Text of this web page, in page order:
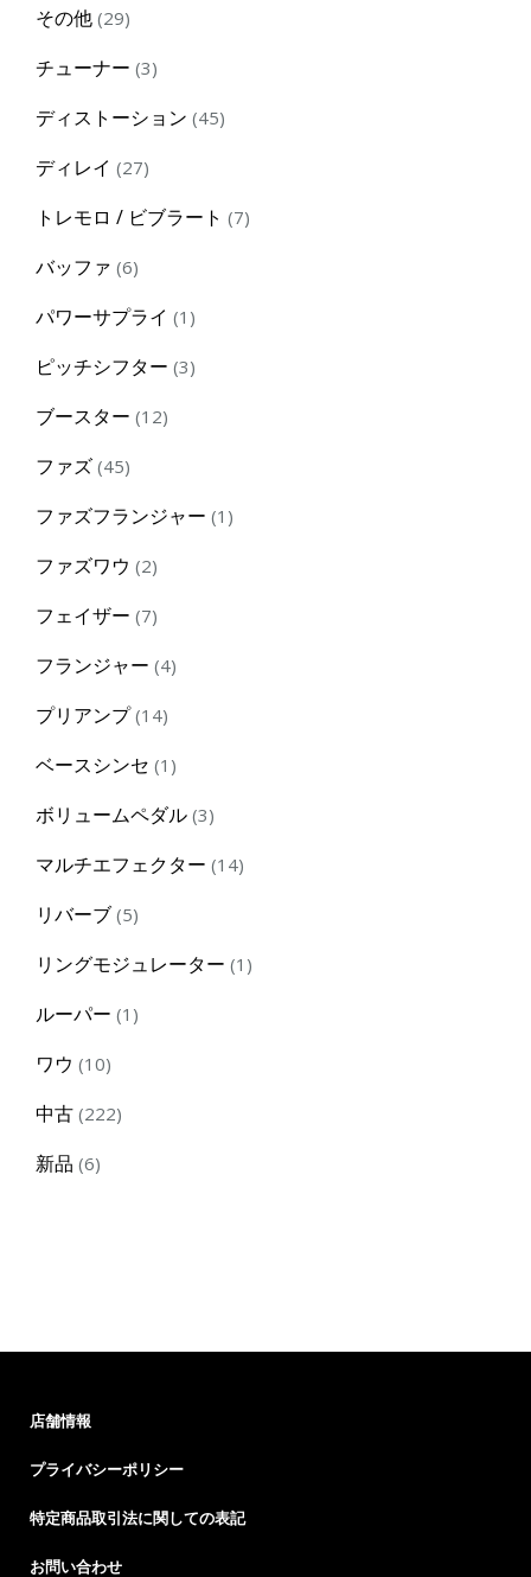
その他 2929
チューナー 33
ディストーション 4545
ディレイ 2727
トレモロ / ビブラート 77
バッファ 66
パワーサプライ 1 1
ピッチシフター 33
ブースター 1212
ファズ 4545
ファズフランジャー 1 1
ファズワウ 22
フェイザー 77
フランジャー 44
プリアンプ 1414
ベースシンセ 1 1
ボリュームペダル 33
マルチエフェクター 1414
リバーブ 55
リングモジュレーター 1 1
ルーパー 1 1
ワウ 1010
中古 222222
新品 66
店舗情報
プライバシーポリシー
特定商品取引法に関しての表記
お問い合わせ